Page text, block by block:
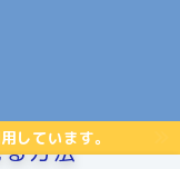
しています。
方法